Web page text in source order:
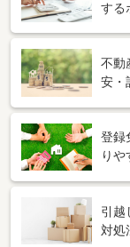
する
不動
安・
登録
りや
引越
対処